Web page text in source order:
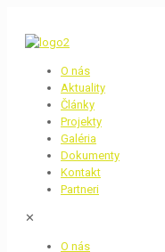
O nás
Aktuality
Články
Projekty
Galéria
Dokumenty
Kontakt
Partneri
✕
O nás